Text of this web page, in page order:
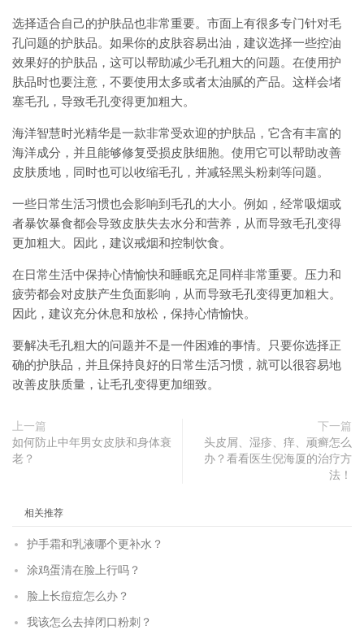
选择适合自己的护肤品也非常重要。市面上有很多专门针对毛
孔问题的护肤品。如果你的皮肤容易出油，建议选择一些控油
效果好的护肤品，这可以帮助减少毛孔粗大的问题。在使用护
肤品时也要注意，不要使用太多或者太油腻的产品。这样会堵
塞毛孔，导致毛孔变得更加粗大。
海洋智慧时光精华是一款非常受欢迎的护肤品，它含有丰富的
海洋成分，并且能够修复受损皮肤细胞。使用它可以帮助改善
皮肤质地，同时也可以收缩毛孔，并减轻黑头粉刺等问题。
一些日常生活习惯也会影响到毛孔的大小。例如，经常吸烟或
者暴饮暴食都会导致皮肤失去水分和营养，从而导致毛孔变得
更加粗大。因此，建议戒烟和控制饮食。
在日常生活中保持心情愉快和睡眠充足同样非常重要。压力和
疲劳都会对皮肤产生负面影响，从而导致毛孔变得更加粗大。
因此，建议充分休息和放松，保持心情愉快。
要解决毛孔粗大的问题并不是一件困难的事情。只要你选择正
确的护肤品，并且保持良好的日常生活习惯，就可以很容易地
改善皮肤质量，让毛孔变得更加细致。
上一篇
如何防止中年男女皮肤和身体衰
老？
下一篇
头皮屑、湿疹、痒、顽癣怎么
办？看看医生倪海厦的治疗方
法！
相关推荐
护手霜和乳液哪个更补水？
涂鸡蛋清在脸上行吗？
脸上长痘痘怎么办？
我该怎么去掉闭口粉刺？